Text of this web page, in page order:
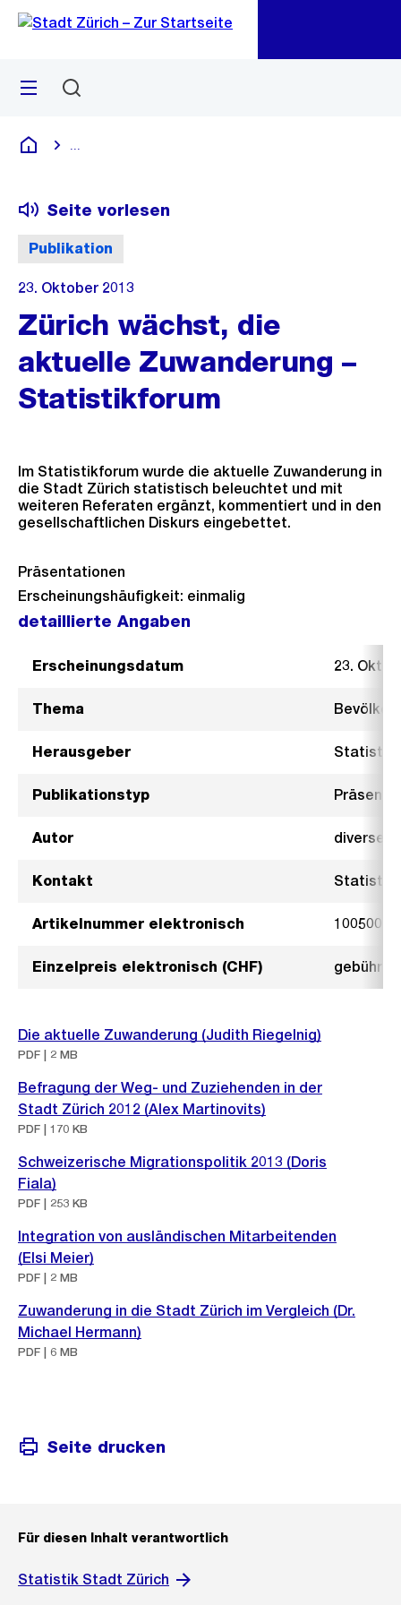
Navigation
Sprunglink
Menü
Deutsch
Publikation
Seite vorlesen
23. Oktober 2013
Zürich wächst, die
aktuelle Zuwanderung –
Statistikforum
Im Statistikforum wurde die aktuelle Zuwanderung in
die Stadt Zürich statistisch beleuchtet und mit
weiteren Referaten ergänzt, kommentiert und in den
gesellschaftlichen Diskurs eingebettet.
Präsentationen
Erscheinungshäufigkeit: einmalig
detaillierte Angaben
Erscheinungsdatum 23.
Thema
Herausgeber Statistik
Publikationstyp
Autor diverse
Kontakt Statistik
Artikelnummer elektronisch 1005001
Einzelpreis elektronisch (CHF)
Die aktuelle Zuwanderung (Judith Riegelnig)
PDF | 2 MB
Befragung der Weg- und Zuziehenden in der
Stadt Zürich 2012 (Alex Martinovits)
PDF | 170 KB
Schweizerische Migrationspolitik 2013 (Doris
Fiala)
PDF | 253 KB
Integration von ausländischen Mitarbeitenden
(Elsi Meier)
PDF | 2 MB
Zuwanderung in die Stadt Zürich im Vergleich (Dr.
Michael Hermann)
PDF | 6 MB
Seite drucken
Für diesen Inhalt verantwortlich
Statistik Stadt Zürich